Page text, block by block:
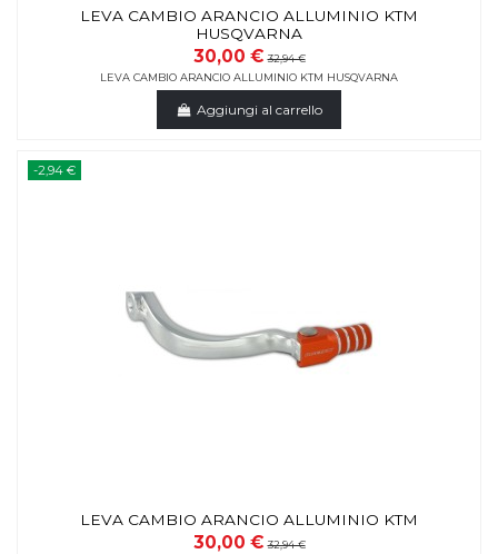
LEVA CAMBIO ARANCIO ALLUMINIO KTM
HUSQVARNA
30,00 €32,94 €
LEVA CAMBIO ARANCIO ALLUMINIO KTM HUSQVARNA
Aggiungi al carrello
-2,94 €
LEVA CAMBIO ARANCIO ALLUMINIO KTM
30,00 €32,94 €